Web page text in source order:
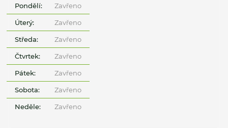
Pondělí: Zavřeno
Úterý: Zavřeno
Středa: Zavřeno
Čtvrtek: Zavřeno
Pátek: Zavřeno
Sobota: Zavřeno
Neděle: Zavřeno